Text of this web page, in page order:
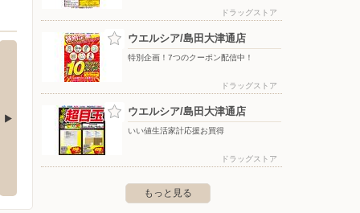
ーしまむら/住吉店
吉365
ファッションセンターしまむら/八幡店
（静岡県）
〒426-0009 藤枝市八幡655-8
ドラッグストア
ウエルシア/島田大津通店
特別企画！7つのクーポン配信中！
ドラッグストア
ウエルシア/島田大津通店
いい値生活家計応援お買得
ドラッグストア
もっと見る